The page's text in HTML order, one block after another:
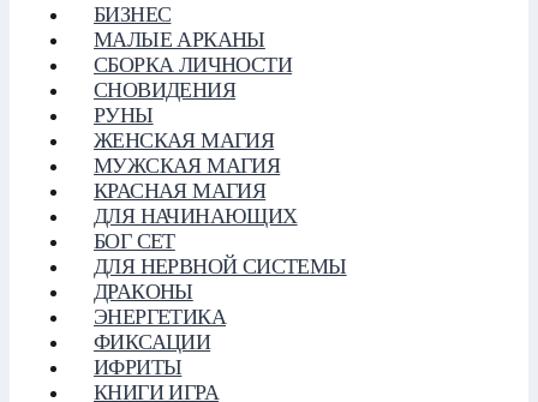
БИЗНЕС
МАЛЫЕ АРКАНЫ
СБОРКА ЛИЧНОСТИ
СНОВИДЕНИЯ
РУНЫ
ЖЕНСКАЯ МАГИЯ
МУЖСКАЯ МАГИЯ
КРАСНАЯ МАГИЯ
ДЛЯ НАЧИНАЮЩИХ
БОГ СЕТ
ДЛЯ НЕРВНОЙ СИСТЕМЫ
ДРАКОНЫ
ЭНЕРГЕТИКА
ФИКСАЦИИ
ИФРИТЫ
КНИГИ ИГРА